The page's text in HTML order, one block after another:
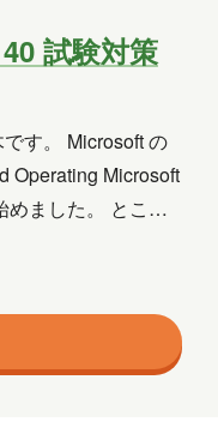
Intune
Copilot
Dataverse
ID
Forms
試験対策
す。 Microsoft の
Operating Microsoft
めました。 ところ
まま読むのも骨が
タイルに合った教
と試してみたと
できたので、その